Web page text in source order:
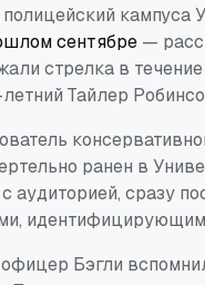
сентябре —
стрелка в
Тайлер
ранен в
аудиторией, сразу
Бэгли